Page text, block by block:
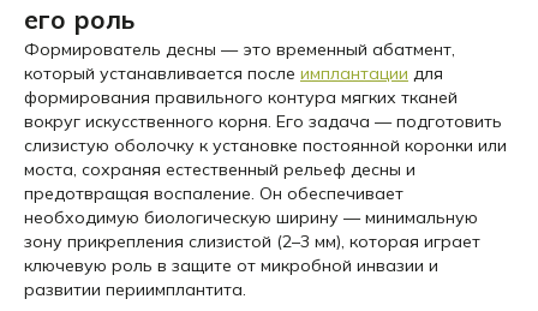
его роль
Формирователь десны — это временный абатмент,
который устанавливается после имплантации для
формирования правильного контура мягких тканей
вокруг искусственного корня. Его задача — подготовить
слизистую оболочку к установке постоянной коронки или
моста, сохраняя естественный рельеф десны и
предотвращая воспаление. Он обеспечивает
необходимую биологическую ширину — минимальную
зону прикрепления слизистой (2–3 мм), которая играет
ключевую роль в защите от микробной инвазии и
развитии периимплантита.